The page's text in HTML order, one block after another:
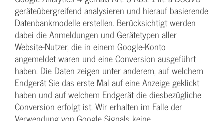
geräteübergreifend analysieren und hierauf basierende
Datenbankmodelle erstellen. Berücksichtigt werden
dabei die Anmeldungen und Gerätetypen aller
Website-Nutzer, die in einem Google-Konto
angemeldet waren und eine Conversion ausgeführt
haben. Die Daten zeigen unter anderem, auf welchem
Endgerät Sie das erste Mal auf eine Anzeige geklickt
haben und auf welchem Endgerät die diesbezügliche
Conversion erfolgt ist. Wir erhalten im Falle der